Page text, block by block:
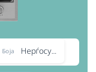
Боја Нерѓосувачки челик